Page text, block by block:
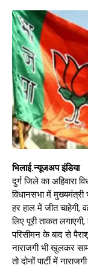
भिलाई.न्यूजअप इंडिया
दुर्ग जिले का अहिवारा
विधानसभा में
हर हाल में जीत चाहेगी,
लिए पूरी ताकत
परिसीमन के बाद से
नाराजगी भी खुलकर
तो दोनों पार्टी में